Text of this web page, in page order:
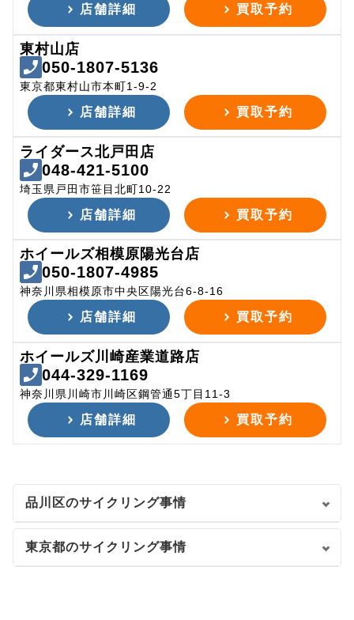
店舗詳細 買取予約
東村山店
050-1807-5136
東京都東村山市本町1-9-2
店舗詳細 買取予約
ライダース北戸田店
048-421-5100
埼玉県戸田市笹目北町10-22
店舗詳細 買取予約
ホイールズ相模原陽光台店
050-1807-4985
神奈川県相模原市中央区陽光台6-8-16
店舗詳細 買取予約
ホイールズ川崎産業道路店
044-329-1169
神奈川県川崎市川崎区鋼管通5丁目11-3
店舗詳細 買取予約
品川区のサイクリング事情
東京都のサイクリング事情